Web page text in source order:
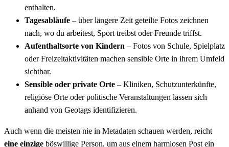
enthalten.
Tagesabläufe – über längere Zeit geteilte Fotos zeichnen
nach, wo du arbeitest, Sport treibst oder Freunde triffst.
Aufenthaltsorte von Kindern – Fotos von Schule, Spielplatz
oder Freizeitaktivitäten machen sensible Orte in ihrem Umfeld
sichtbar.
Sensible oder private Orte – Kliniken, Schutzunterkünfte,
religiöse Orte oder politische Veranstaltungen lassen sich
anhand von Geotags identifizieren.
Auch wenn die meisten nie in Metadaten schauen werden, reicht
eine einzige böswillige Person, um aus einem harmlosen Post ein